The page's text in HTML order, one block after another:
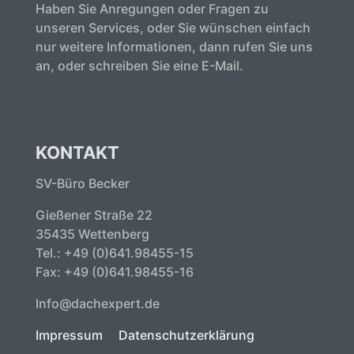
Haben Sie Anregungen oder Fragen zu
unseren Services, oder Sie wünschen einfach
nur weitere Informationen, dann rufen Sie uns
an, oder schreiben Sie eine E-Mail.
KONTAKT
SV-Büro Becker
Gießener Straße 22
35435 Wettenberg
Tel.: +49 (0)641.98455-15
Fax: +49 (0)641.98455-16
Info@dachexpert.de
Impressum
Datenschutzerklärung